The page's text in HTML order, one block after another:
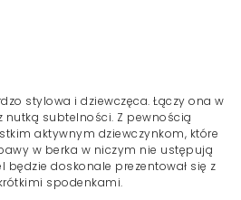
stylowa i dziewczęca. Łączy ona w
nutką subtelności. Z pewnością
aktywnym dziewczynkom, które
w berka w niczym nie ustępują
będzie doskonale prezentował się z
spodenkami.